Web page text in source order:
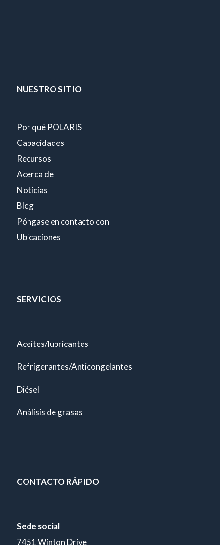
NUESTRO SITIO
Por qué POLARIS
Capacidades
Recursos
Acerca de
Noticias
Blog
Póngase en contacto con
Ubicaciones
SERVICIOS
Aceites/lubricantes
Refrigerantes/Anticongelantes
Diésel
Análisis de grasas
CONTACTO RÁPIDO
Sede social
7451 Winton Drive